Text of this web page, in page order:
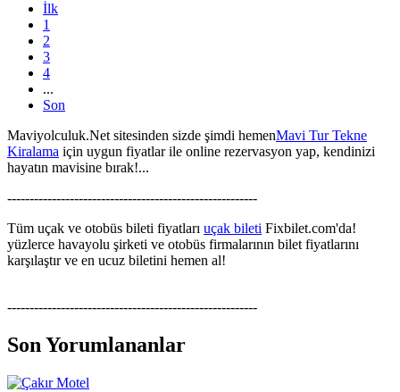
İlk
1
2
3
4
...
Son
Maviyolculuk.Net sitesinden sizde şimdi hemenMavi Tur Tekne
Kiralama için uygun fiyatlar ile online rezervasyon yap, kendinizi
hayatın mavisine bırak!...
--------------------------------------------------------
Tüm uçak ve otobüs bileti fiyatları uçak bileti Fixbilet.com'da!
yüzlerce havayolu şirketi ve otobüs firmalarının bilet fiyatlarını
karşılaştır ve en ucuz biletini hemen al!
--------------------------------------------------------
Son Yorumlananlar